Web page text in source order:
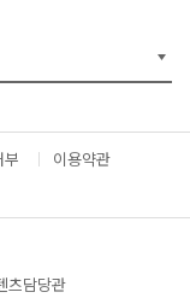
e
서
다
운
드
이용약관
츠담당관